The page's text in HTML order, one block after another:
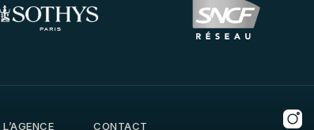
L’AGENCE CONTACT